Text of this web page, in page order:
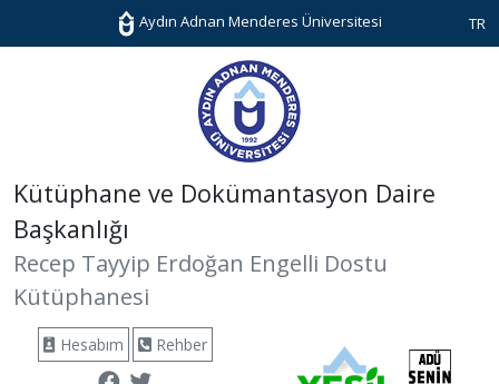
Aydın Adnan Menderes Üniversitesi TR
Kütüphane ve Dokümantasyon Daire
Başkanlığı
Recep Tayyip Erdoğan Engelli Dostu
Kütüphanesi
Hesabım Rehber